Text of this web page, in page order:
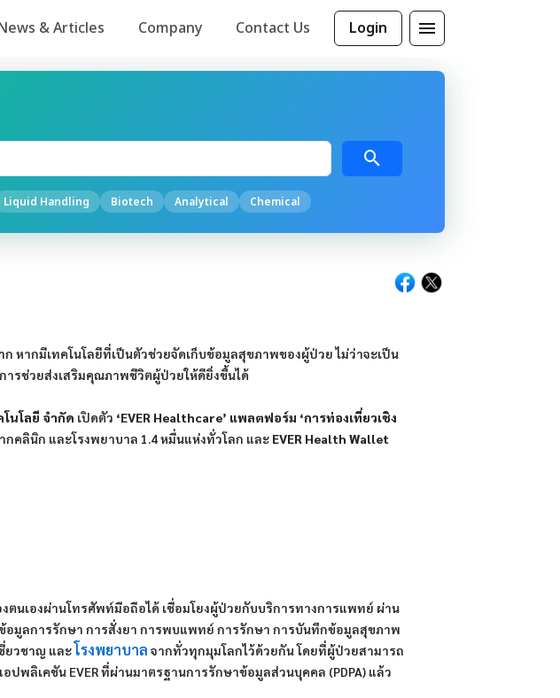
& Articles Company Contact Us Login
Liquid Handling Biotech Analytical Chemical
หากมีเทคโนโลยีที่เป็นตัวช่วยจัดเก็บข้อมูลสุขภาพของผู้ป่วย ไม่ว่าจะเป็น
ารช่วยส่งเสริมคุณภาพชีวิตผู้ป่วยให้ดียิ่งขึ้นได้
นโลยี จำกัด เปิดตัว ‘EVER Healthcare’ แพลตฟอร์ม ‘การท่องเที่ยวเชิง
คลินิก และโรงพยาบาล 1.4 หมื่นแห่งทั่วโลก และ EVER Health Wallet
ตนเองผ่านโทรศัพท์มือถือได้ เชื่อมโยงผู้ป่วยกับบริการทางการแพทย์ ผ่าน
อมูลการรักษา การสั่งยา การพบแพทย์ การรักษา การบันทึกข้อมูลสุขภาพ
ยวชาญ และโรงพยาบาล จากทั่วทุกมุมโลกไว้ด้วยกัน โดยที่ผู้ป่วยสามารถ
พลิเคชัน EVER ที่ผ่านมาตรฐานการรักษาข้อมูลส่วนบุคคล (PDPA) แล้ว